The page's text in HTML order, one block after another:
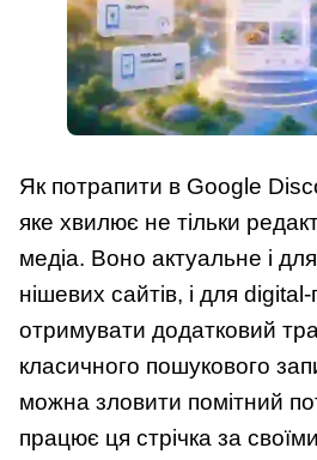
Як потрапити в Google
яке хвилює не тільки
медіа. Воно актуальне і для
нішевих сайтів, і для digital-
отримувати додатковий
класичного пошукового
можна зловити помітний
працює ця стрічка за